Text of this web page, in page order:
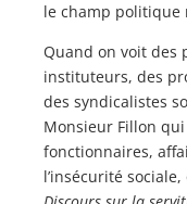
le champ politique
Quand on voit des
instituteurs, des
des syndicalistes
Monsieur Fillon
fonctionnaires,
l’insécurité